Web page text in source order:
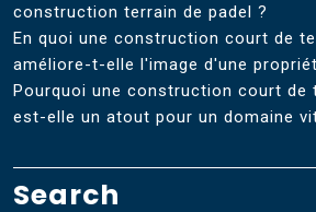
construction terrain de padel ?
En quoi une construction court de
améliore-t-elle l'image d'une
Pourquoi une construction court de
est-elle un atout pour un domaine
Search